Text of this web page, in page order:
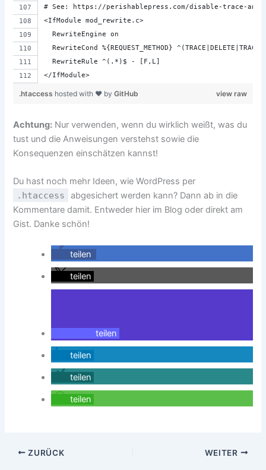
# See: https://perishablepress.com/disable-trace-
<IfModule mod_rewrite.c>
  RewriteEngine on
RewriteCond %{REQUEST_METHOD} ^(TRACE|DELETE|TRACK)
  RewriteRule ^(.*)$ - [F,L]
</IfModule>
view raw
.htaccess hosted with ❤ byGitHub
Achtung: Nur verwenden, wenn du wirklich weißt, was du
tust und die Anweisungen verstehst sowie die
Konsequenzen einschätzen kannst!
Du hast noch mehr Ideen, wie WordPress per
.htaccess
abgesichert werden kann? Dann ab in die
Kommentare damit. Entweder hier im Blog oder direkt am
Gist. Danke schön!
teilen
teilen
teilen
teilen
teilen
teilen
ZURÜCK WEITER